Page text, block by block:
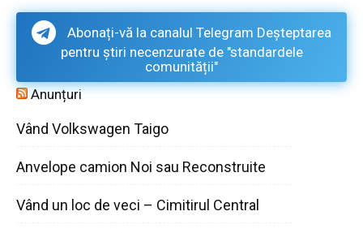
Abonați-vă la canalul Telegram Deșteptarea
pentru știri necenzurate de "standardele
comunității"
Anunțuri
Vând Volkswagen Taigo
Anvelope camion Noi sau Reconstruite
Vând un loc de veci – Cimitirul Central